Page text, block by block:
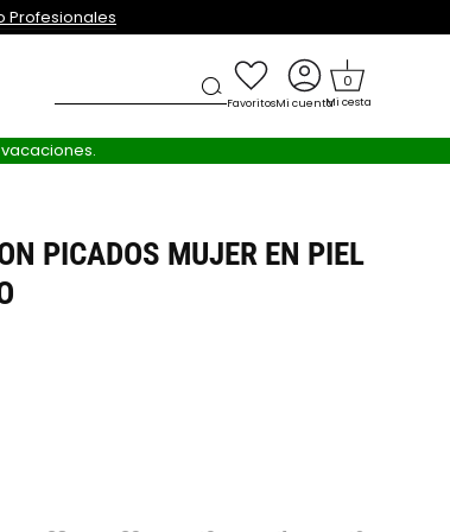
Profesionales
FavoritosMi cuenta
0
Mi cesta
PICADOS MUJER EN PIEL